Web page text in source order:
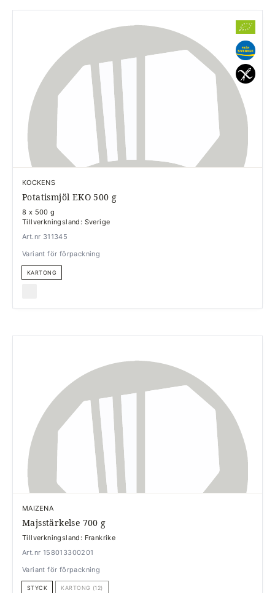
KOCKENS
Potatismjöl EKO 500 g
8 x 500 g
Tillverkningsland: Sverige
Art.nr 311345
Variant för förpackning
KARTONG
MAIZENA
Majsstärkelse 700 g
Tillverkningsland: Frankrike
Art.nr 158013300201
Variant för förpackning
STYCK KARTONG (12)